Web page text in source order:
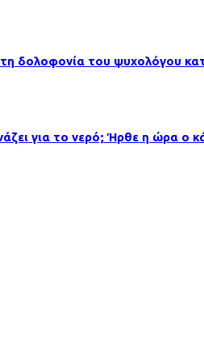
δολοφονία του ψυχολόγου
για το νερό; Ήρθε η ώρα ο